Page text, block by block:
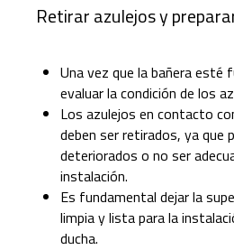
Retirar azulejos y
Una vez que la bañera esté
evaluar la condición de los
Los azulejos en contacto
deben ser retirados, ya que
deteriorados o no ser
instalación.
Es fundamental dejar la
limpia y lista para la
ducha.